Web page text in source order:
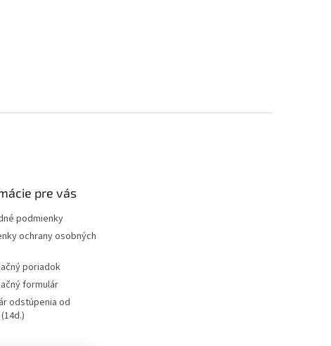
pre vás
podmienky
ochrany osobných
poriadok
formulár
odstúpenia od